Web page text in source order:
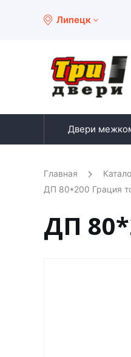
Липецк
Двери
Главная
ДП 80*200 Грация
ДП